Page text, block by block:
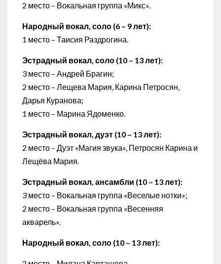
2 место – Вокальная группа «Микс».
Народный вокал, соло (6 – 9 лет):
1 место – Таисия Раздрогина.
Эстрадный вокал, соло (10 – 13 лет):
3 место – Андрей Брагин;
2 место – Лещева Мария, Карина Петросян,
Дарья Куранова;
1 место – Марина Ядоменко.
Эстрадный вокал, дуэт (10 – 13 лет):
2 место – Дуэт «Магия звука», Петросян Карина и
Лещёва Мария.
Эстрадный вокал, ансамбли (10 – 13 лет):
3 место – Вокальная группа «Веселые нотки»;
2 место – Вокальная группа «Весенняя
акварель».
Народный вокал, соло (10 – 13 лет):